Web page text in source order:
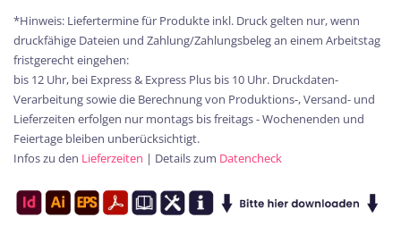
*Hinweis: Liefertermine für Produkte inkl. Druck gelten nur, wenn
druckfähige Dateien und Zahlung/Zahlungsbeleg an einem Arbeitstag
fristgerecht eingehen:
bis 12 Uhr, bei Express & Express Plus bis 10 Uhr. Druckdaten-
Verarbeitung sowie die Berechnung von Produktions-, Versand- und
Lieferzeiten erfolgen nur montags bis freitags - Wochenenden und
Feiertage bleiben unberücksichtigt.
Infos zu den Lieferzeiten | Details zum Datencheck